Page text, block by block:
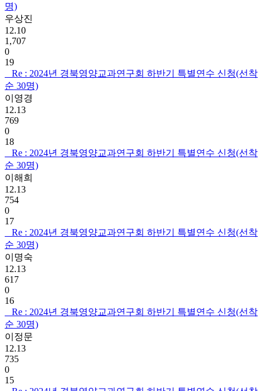
명)
우상진
12.10
1,707
0
19
Re : 2024년 경북영양교과연구회 하반기 특별연수 신청(선착
순 30명)
이영경
12.13
769
0
18
Re : 2024년 경북영양교과연구회 하반기 특별연수 신청(선착
순 30명)
이해희
12.13
754
0
17
Re : 2024년 경북영양교과연구회 하반기 특별연수 신청(선착
순 30명)
이명숙
12.13
617
0
16
Re : 2024년 경북영양교과연구회 하반기 특별연수 신청(선착
순 30명)
이정문
12.13
735
0
15